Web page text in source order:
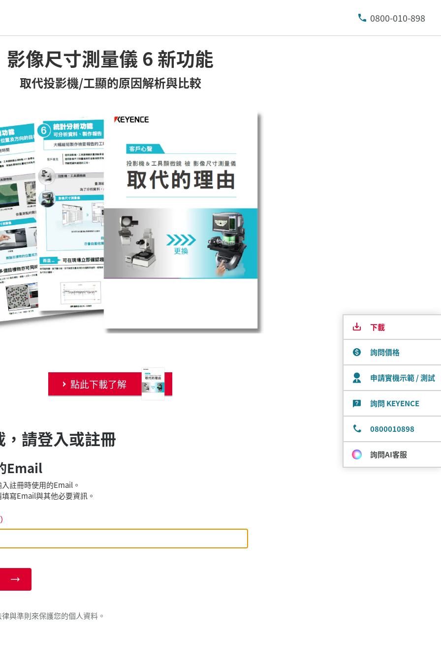
0800-010-898
影像尺寸測量儀 6 新功能
取代投影機/工顯的原因解析與比較
點此下載了解
，請登入或註冊
Email
註冊時使用的Email。
寫Email與其他必要資訊。
與準則來保護您的個人資料。
下載
詢問價格
申請實機示範 / 測試
詢問 KEYENCE
0800010898
詢問AI客服